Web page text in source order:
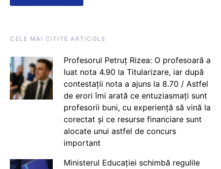
CELE MAI CITITE ARTICOLE
Profesorul Petruț Rizea: O profesoară a
luat nota 4.90 la Titularizare, iar după
contestații nota a ajuns la 8.70 / Astfel
de erori îmi arată ce entuziasmați sunt
profesorii buni, cu experiență să vină la
corectat și ce resurse financiare sunt
alocate unui astfel de concurs
important
Ministerul Educației schimbă regulile